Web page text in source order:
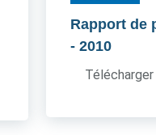
Rapport de
- 2010